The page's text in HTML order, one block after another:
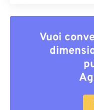
Vuoi